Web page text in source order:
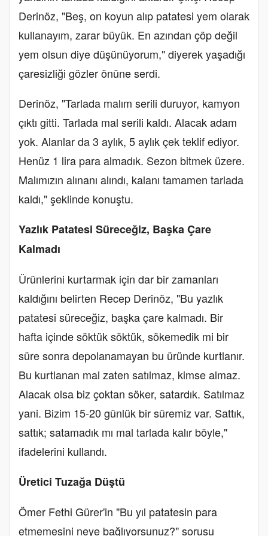
Derinöz, "Beş, on koyun alıp patatesi yem olarak
kullanayım, zarar büyük. En azından çöp değil
yem olsun diye düşünüyorum," diyerek yaşadığı
çaresizliği gözler önüne serdi.
Derinöz, "Tarlada malım serili duruyor, kamyon
çıktı gitti. Tarlada mal serili kaldı. Alacak adam
yok. Alanlar da 3 aylık, 5 aylık çek teklif ediyor.
Henüz 1 lira para almadık. Sezon bitmek üzere.
Malımızın alınanı alındı, kalanı tamamen tarlada
kaldı," şeklinde konuştu.
Yazlık Patatesi Süreceğiz, Başka Çare
Kalmadı
Ürünlerini kurtarmak için dar bir zamanları
kaldığını belirten Recep Derinöz, "Bu yazlık
patatesi süreceğiz, başka çare kalmadı. Bir
hafta içinde söktük söktük, sökemedik mi bir
süre sonra depolanamayan bu üründe kurtlanır.
Bu kurtlanan mal zaten satılmaz, kimse almaz.
Alacak olsa biz çoktan söker, satardık. Satılmaz
yani. Bizim 15-20 günlük bir süremiz var. Sattık,
sattık; satamadık mı mal tarlada kalır böyle,"
ifadelerini kullandı.
Üretici Tuzağa Düştü
Ömer Fethi Gürer'in "Bu yıl patatesin para
etmemesini neye bağlıyorsunuz?" sorusu